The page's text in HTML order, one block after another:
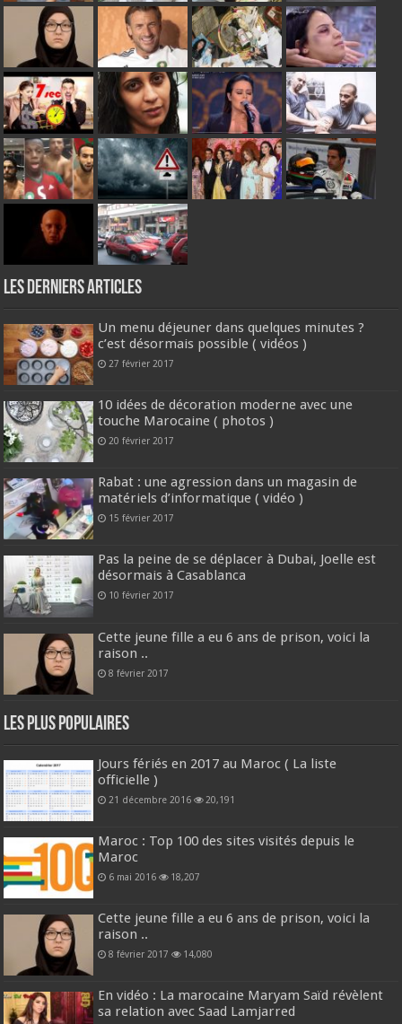
Les derniers articles
Un menu déjeuner dans quelques minutes ?
c’est désormais possible ( vidéos )
27 février 2017
10 idées de décoration moderne avec une
touche Marocaine ( photos )
20 février 2017
Rabat : une agression dans un magasin de
matériels d’informatique ( vidéo )
15 février 2017
Pas la peine de se déplacer à Dubai, Joelle est
désormais à Casablanca
10 février 2017
Cette jeune fille a eu 6 ans de prison, voici la
raison ..
8 février 2017
Les plus populaires
Jours fériés en 2017 au Maroc ( La liste
officielle )
21 décembre 2016 20,191
Maroc : Top 100 des sites visités depuis le
Maroc
6 mai 2016 18,207
Cette jeune fille a eu 6 ans de prison, voici la
raison ..
8 février 2017 14,080
En vidéo : La marocaine Maryam Saïd révèlent
sa relation avec Saad Lamjarred